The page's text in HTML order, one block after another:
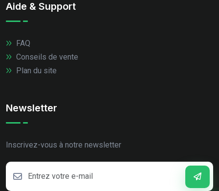
Aide & Support
FAQ
Conseils de vente
Plan du site
Newsletter
Inscrivez-vous à notre newsletter